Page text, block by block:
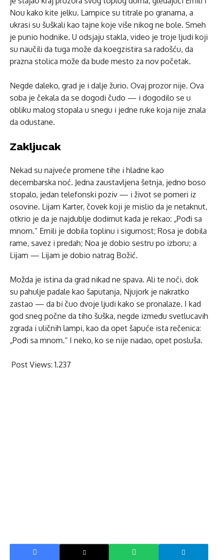
Nou kako kite jelku. Lampice su titrale po granama, a
ukrasi su šuškali kao tajne koje više nikog ne bole. Smeh
je punio hodnike. U odsjaju stakla, video je troje ljudi koji
su naučili da tuga može da koegzistira sa radošću, da
prazna stolica može da bude mesto za nov početak.
Negde daleko, grad je i dalje žurio. Ovaj prozor nije. Ova
soba je čekala da se dogodi čudo — i dogodilo se u
obliku malog stopala u snegu i jedne ruke koja nije znala
da odustane.
Zakljucak
Nekad su najveće promene tihe i hladne kao
decembarska noć. Jedna zaustavljena šetnja, jedno boso
stopalo, jedan telefonski poziv — i život se pomeri iz
osovine. Liјam Karter, čovek koji je mislio da je netaknut,
otkrio je da je najdublje dodirnut kada je rekao: „Pođi sa
mnom.“ Emili je dobila toplinu i sigurnost; Rosa je dobila
rame, savez i predah; Noa je dobio sestru po izboru; a
Liјam — Liјam je dobio natrag Božić.
Možda je istina da grad nikad ne spava. Ali te noći, dok
su pahulje padale kao šaputanja, Njujork je nakratko
zastao — da bi čuo dvoje ljudi kako se pronalaze. I kad
god sneg počne da tiho šuška, negde između svetlucavih
zgrada i uličnih lampi, kao da opet šapuće ista rečenica:
„Pođi sa mnom.“ I neko, ko se nije nadao, opet posluša.
Post Views: 1.237